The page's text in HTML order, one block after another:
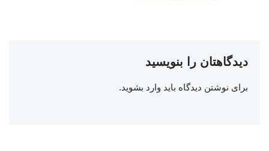
دیدگاهتان را بنویسید
برای نوشتن دیدگاه باید وارد بشوید.